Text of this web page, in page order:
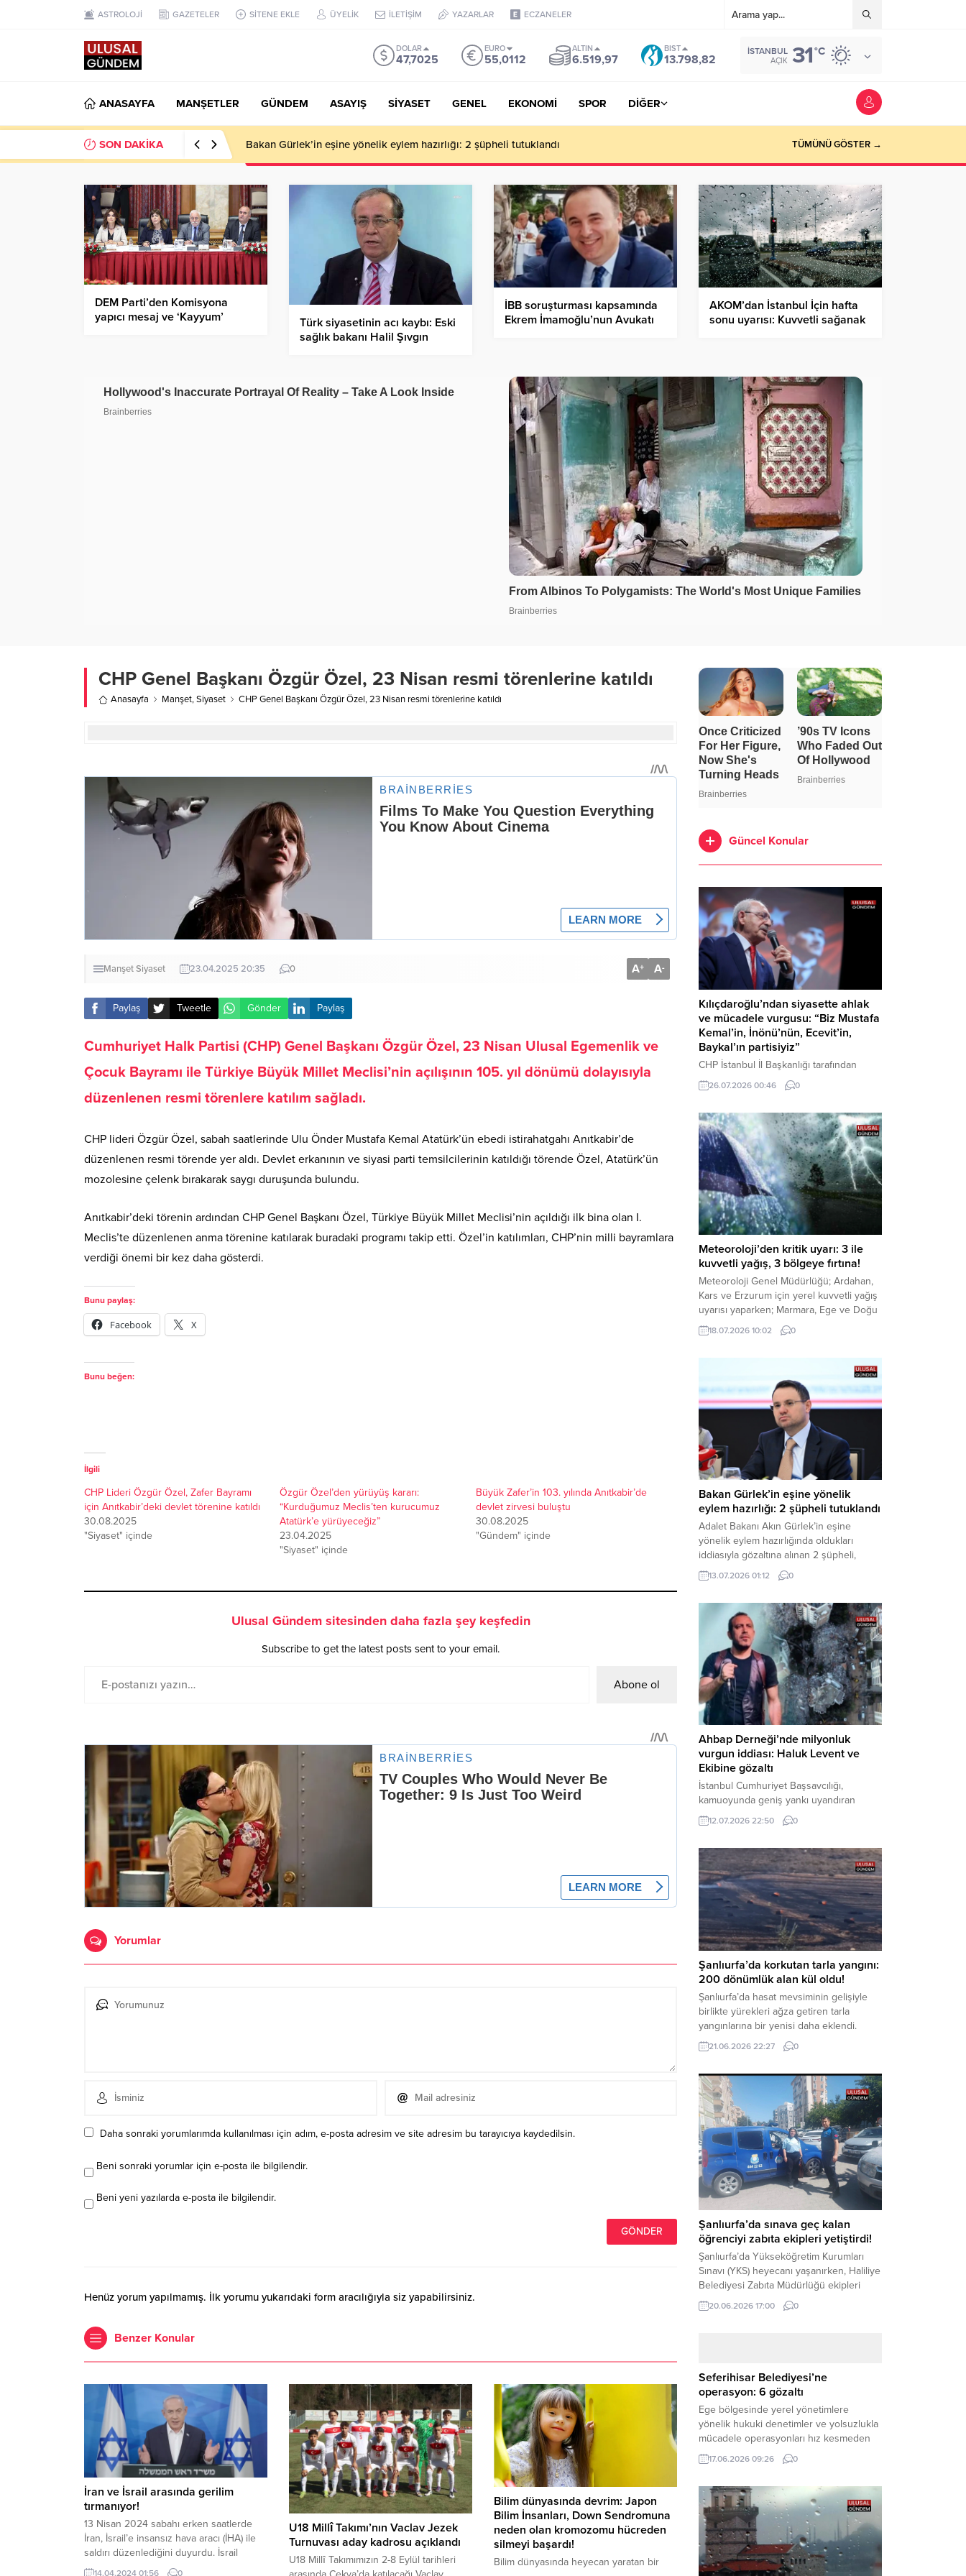
ASTROLOJİ GAZETELER SİTENE EKLE ÜYELİK İLETİŞİM YAZARLAR ECZANELER
DOLAR
47,7025
EURO
55,0112
ALTIN
6.519,97
BIST
13.798,82
İSTANBUL
AÇIK 31°C
ANASAYFA MANŞETLER GÜNDEM ASAYIŞ SİYASET GENEL EKONOMİ SPOR DİĞER
SON DAKİKA Ahbap Derneği’nde milyonluk vurgun iddiası: Haluk Levent ve Ekibine gözaltı TÜMÜNÜ GÖSTER →
DEM Parti’den Komisyona
yapıcı mesaj ve ‘Kayyum’
Türk siyasetinin acı kaybı: Eski
sağlık bakanı Halil Şıvgın
İBB soruşturması kapsamında
Ekrem İmamoğlu’nun Avukatı
AKOM’dan İstanbul İçin hafta
sonu uyarısı: Kuvvetli sağanak
CHP Genel Başkanı Özgür Özel, 23 Nisan resmi törenlerine katıldı
Anasayfa Manşet,Siyaset CHP Genel Başkanı Özgür Özel, 23 Nisan resmi törenlerine katıldı
ManşetSiyaset 23.04.2025 20:35 0 A+ A-
Paylaş Tweetle Gönder Paylaş
Cumhuriyet Halk Partisi (CHP) Genel Başkanı Özgür Özel, 23 Nisan Ulusal Egemenlik ve
Çocuk Bayramı ile Türkiye Büyük Millet Meclisi’nin açılışının 105. yıl dönümü dolayısıyla
düzenlenen resmi törenlere katılım sağladı.
CHP lideri Özgür Özel, sabah saatlerinde Ulu Önder Mustafa Kemal Atatürk’ün ebedi istirahatgahı Anıtkabir’de
düzenlenen resmi törende yer aldı. Devlet erkanının ve siyasi parti temsilcilerinin katıldığı törende Özel, Atatürk’ün
mozolesine çelenk bırakarak saygı duruşunda bulundu.
Anıtkabir’deki törenin ardından CHP Genel Başkanı Özel, Türkiye Büyük Millet Meclisi’nin açıldığı ilk bina olan I.
Meclis’te düzenlenen anma törenine katılarak buradaki programı takip etti. Özel’in katılımları, CHP’nin milli bayramlara
verdiği önemi bir kez daha gösterdi.
Bunu paylaş:
Facebook X
Bunu beğen:
İlgili
CHP Lideri Özgür Özel, Zafer Bayramı
için Anıtkabir’deki devlet törenine katıldı
30.08.2025
"Siyaset" içinde
Özgür Özel’den yürüyüş kararı:
“Kurduğumuz Meclis’ten kurucumuz
Atatürk’e yürüyeceğiz”
23.04.2025
"Siyaset" içinde
Büyük Zafer’in 103. yılında Anıtkabir’de
devlet zirvesi buluştu
30.08.2025
"Gündem" içinde
Ulusal Gündem sitesinden daha fazla şey keşfedin
Subscribe to get the latest posts sent to your email.
Abone ol
Yorumlar
Daha sonraki yorumlarımda kullanılması için adım, e-posta adresim ve site adresim bu tarayıcıya kaydedilsin.
Beni sonraki yorumlar için e-posta ile bilgilendir.
Beni yeni yazılarda e-posta ile bilgilendir.
Henüz yorum yapılmamış. İlk yorumu yukarıdaki form aracılığıyla siz yapabilirsiniz.
Benzer Konular
İran ve İsrail arasında gerilim
tırmanıyor!
13 Nisan 2024 sabahı erken saatlerde
İran, İsrail’e insansız hava aracı (İHA) ile
saldırı düzenlediğini duyurdu. İsrail
ordusu ise hava savunma sistemlerinin
14.04.2024 01:56 0
U18 Millî Takımı’nın Vaclav Jezek
Turnuvası aday kadrosu açıklandı
U18 Millî Takımımızın 2-8 Eylül tarihleri
Bilim dünyasında devrim: Japon
Bilim İnsanları, Down Sendromuna
neden olan kromozomu hücreden
silmeyi başardı!
Bilim dünyasında heyecan yaratan bir
Güncel Konular
Kılıçdaroğlu’ndan siyasette ahlak
ve mücadele vurgusu: “Biz Mustafa
Kemal’in, İnönü’nün, Ecevit’in,
Baykal’ın partisiyiz”
CHP İstanbul İl Başkanlığı tarafından
düzenlenen Üye Katılım Töreni’nde
konuşan Kemal Kılıçdaroğlu; partinin
beşli çetelerle mücadeleden Aile
Destekleri Sigortası’na kadar birçok kritik
konuda sert ve net mesajlar verdi. Haber
Merkezi – CHP Genel Başkanı Kemal
Kılıçdaroğlu, Rauf Denktaş Kültür
Merkezi’nde gerçekleştirilen ve yeni
üyelere rozetlerinin takıldığı...
26.07.2026 00:46 0
Meteoroloji’den kritik uyarı: 3 ile
kuvvetli yağış, 3 bölgeye fırtına!
Meteoroloji Genel Müdürlüğü; Ardahan,
Kars ve Erzurum için yerel kuvvetli yağış
uyarısı yaparken; Marmara, Ege ve Doğu
Anadolu’nun belirli kesimlerinde ise
saatte 60 kilometre hıza ulaşabilecek
tedbirli olmaya çağırdı. Haber Merkezi –
Çevre, Şehircilik ve İklim Değişikliği
Bakanlığı Meteoroloji Genel Müdürlüğü,
ülke genelini kapsayan son hava...
18.07.2026 10:02 0
Bakan Gürlek’in eşine yönelik
eylem hazırlığı: 2 şüpheli tutuklandı
Adalet Bakanı Akın Gürlek’in eşine
yönelik eylem hazırlığında oldukları
iddiasıyla gözaltına alınan 2 şüpheli,
çıkarıldıkları mahkemece tutuklanarak
cezaevine gönderildi. Haber Merkezi –
tarafından yürütülen geniş kapsamlı
soruşturma çerçevesinde gözaltına
alınan şüphelilerin emniyetteki işlemleri
tamamlandı. Güvenlik birimlerindeki
sorgularının ardından yoğun güvenlik
önlemleri altında adliyeye sevk edilen
U.Y. ve...
13.07.2026 01:12 0
Ahbap Derneği’nde milyonluk
vurgun iddiası: Haluk Levent ve
Ekibine gözaltı
İstanbul Cumhuriyet Başsavcılığı,
kamuoyunda geniş yankı uyandıran
Ahbap Derneği’ne yönelik kapsamlı bir
soruşturma başlattığını ve Dernek
şüphelilerin gözaltına alındığını açıkladı.
Yürütülen tahkikatın “Dernekler
Kanunu’na muhalefet”, “suçtan
kaynaklanan mal varlığı değerlerini
aklama” ve “örgüt” suçlamaları
kapsamında derinleştirildiği bildirildi.
Haber Merkezi – Soruşturmanın
odağında, özellikle 6 Şubat...
12.07.2026 22:50 0
Şanlıurfa’da korkutan tarla yangını:
200 dönümlük alan kül oldu!
Şanlıurfa’da hasat mevsiminin gelişiyle
birlikte yürekleri ağza getiren tarla
yangınlarına bir yenisi daha eklendi.
Hilvan ilçesinde çıkan yangında, 50
dönümü biçilmemiş buğday olmak üzere
teslim olarak küle döndü. Haber Merkezi
– Yangın, Şanlıurfa’nın Hilvan ilçesine
bağlı Agilmuz köyünde meydana geldi.
Edinilen bilgilere göre, henüz
belirlenemeyen...
21.06.2026 22:27 0
Şanlıurfa’da sınava geç kalan
öğrenciyi zabıta ekipleri yetiştirdi!
Şanlıurfa’da Yükseköğretim Kurumları
Sınavı (YKS) heyecanı yaşanırken, Haliliye
Belediyesi Zabıta Müdürlüğü ekipleri
geleceğini belirleyecek sınava geç kalma
tehlikesiyle karşı karşıya kalan bir
yolunu tutan binlerce aday arasında,
sınav yerine zamanında ulaşamayan bir
öğrenci büyük bir panik yaşadı....
20.06.2026 17:00 0
Seferihisar Belediyesi’ne
operasyon: 6 gözaltı
Ege bölgesinde yerel yönetimlere
yönelik hukuki denetimler ve yolsuzlukla
mücadele operasyonları hız kesmeden
devam ediyor. İzmir’in turistik ilçelerinden
Seferihisar Belediyesi, sabah saatlerinde
operasyonuyla sarsıldı. Haber Merkezi –
İzmir Cumhuriyet Başsavcılığı
koordinesinde yürütülen geniş kapsamlı
yolsuzluk ve mali suçlar soruşturması
kapsamında düğmeye basıldı. Edinilen ilk
bilgilere göre,...
17.06.2026 09:26 0